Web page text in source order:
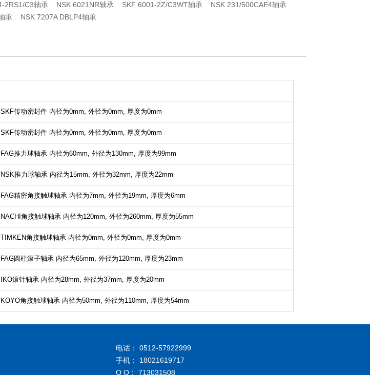
2RS1/C3轴承 NSK 6021NR轴承 SKF 6001-2Z/C3WT轴承 NSK 231/500CAE4轴承
承 NSK 7207A DBLP4轴承
传动密封件 内径为0mm, 外径为0mm, 厚度为0mm
传动密封件 内径为0mm, 外径为0mm, 厚度为0mm
推力球轴承 内径为60mm, 外径为130mm, 厚度为99mm
推力球轴承 内径为15mm, 外径为32mm, 厚度为22mm
精密角接触球轴承 内径为7mm, 外径为19mm, 厚度为6mm
角接触球轴承 内径为120mm, 外径为260mm, 厚度为55mm
角接触球轴承 内径为0mm, 外径为0mm, 厚度为0mm
圆柱滚子轴承 内径为65mm, 外径为120mm, 厚度为23mm
滚针轴承 内径为28mm, 外径为37mm, 厚度为20mm
角接触球轴承 内径为50mm, 外径为110mm, 厚度为54mm
电话： 0512-57922999
手机： 18021619717
Q Q： 713031508